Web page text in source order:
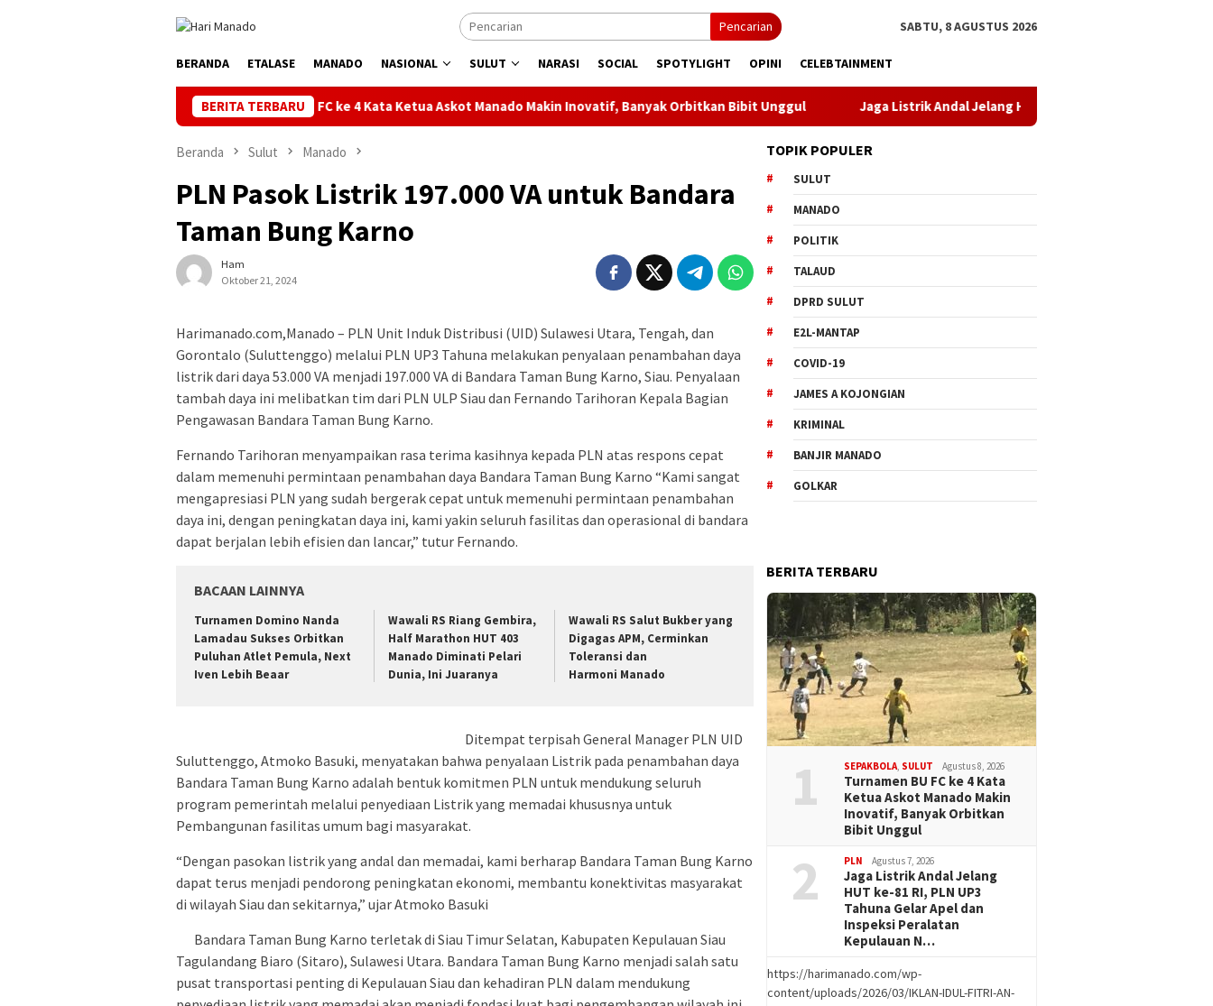
Pencarian SABTU, 8 AGUSTUS 2026
BERANDA ETALASE MANADO NASIONAL SULUT NARASI SOCIAL SPOTYLIGHT OPINI CELEBTAINMENT
BERITA TERBARU
Turnamen BU FC ke 4 Kata Ketua Askot Manado Makin Inovatif, Banyak Orbitkan Bibit Unggul Jaga Listrik Andal Jelang HUT ke-81 RI, PLN UP3 Tahuna Gelar Apel dan
Beranda Sulut Manado
PLN Pasok Listrik 197.000 VA untuk Bandara
Taman Bung Karno
Ham
Oktober 21, 2024
Harimanado.com,Manado – PLN Unit Induk Distribusi (UID) Sulawesi Utara, Tengah, dan
Gorontalo (Suluttenggo) melalui PLN UP3 Tahuna melakukan penyalaan penambahan daya
listrik dari daya 53.000 VA menjadi 197.000 VA di Bandara Taman Bung Karno, Siau. Penyalaan
tambah daya ini melibatkan tim dari PLN ULP Siau dan Fernando Tarihoran Kepala Bagian
Pengawasan Bandara Taman Bung Karno.
Fernando Tarihoran menyampaikan rasa terima kasihnya kepada PLN atas respons cepat
dalam memenuhi permintaan penambahan daya Bandara Taman Bung Karno “Kami sangat
mengapresiasi PLN yang sudah bergerak cepat untuk memenuhi permintaan penambahan
daya ini, dengan peningkatan daya ini, kami yakin seluruh fasilitas dan operasional di bandara
dapat berjalan lebih efisien dan lancar,” tutur Fernando.
BACAAN LAINNYA
Turnamen Domino Nanda
Lamadau Sukses Orbitkan
Puluhan Atlet Pemula, Next
Iven Lebih Beaar
Wawali RS Riang Gembira,
Half Marathon HUT 403
Manado Diminati Pelari
Dunia, Ini Juaranya
Wawali RS Salut Bukber yang
Digagas APM, Cerminkan
Toleransi dan
Harmoni Manado
Ditempat terpisah General Manager PLN UID
Suluttenggo, Atmoko Basuki, menyatakan bahwa penyalaan Listrik pada penambahan daya
Bandara Taman Bung Karno adalah bentuk komitmen PLN untuk mendukung seluruh
program pemerintah melalui penyediaan Listrik yang memadai khususnya untuk
Pembangunan fasilitas umum bagi masyarakat.
“Dengan pasokan listrik yang andal dan memadai, kami berharap Bandara Taman Bung Karno
dapat terus menjadi pendorong peningkatan ekonomi, membantu konektivitas masyarakat
di wilayah Siau dan sekitarnya,” ujar Atmoko Basuki
Bandara Taman Bung Karno terletak di Siau Timur Selatan, Kabupaten Kepulauan Siau
Tagulandang Biaro (Sitaro), Sulawesi Utara. Bandara Taman Bung Karno menjadi salah satu
pusat transportasi penting di Kepulauan Siau dan kehadiran PLN dalam mendukung
TOPIK POPULER
SULUT
MANADO
POLITIK
TALAUD
DPRD SULUT
E2L-MANTAP
COVID-19
JAMES A KOJONGIAN
KRIMINAL
BANJIR MANADO
GOLKAR
BERITA TERBARU
1 SEPAKBOLA SULUT Agustus 8, 2026
Turnamen BU FC ke 4 Kata
Ketua Askot Manado Makin
Inovatif, Banyak Orbitkan
Bibit Unggul
2 PLN Agustus 7, 2026
Jaga Listrik Andal Jelang
HUT ke-81 RI, PLN UP3
Tahuna Gelar Apel dan
Inspeksi Peralatan
Kepulauan N…
https://harimanado.com/wp-
content/uploads/2026/03/IKLAN-IDUL-FITRI-AN-